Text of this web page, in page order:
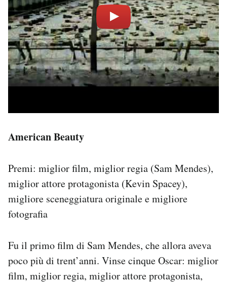
American Beauty
Premi: miglior film, miglior regia (Sam Mendes),
miglior attore protagonista (Kevin Spacey),
migliore sceneggiatura originale e migliore
fotografia
Fu il primo film di Sam Mendes, che allora aveva
poco più di trent’anni. Vinse cinque Oscar: miglior
film, miglior regia, miglior attore protagonista,